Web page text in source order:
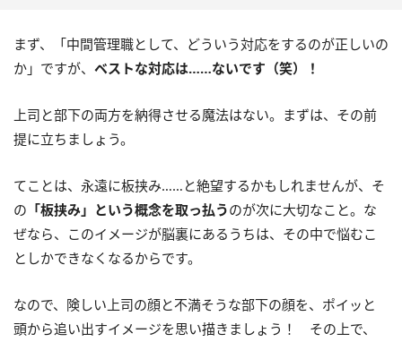
まず、「中間管理職として、どういう対応をするのが正しいの
か」ですが、 ベストな対応は……ないです（笑）！
上司と部下の両方を納得させる魔法はない。まずは、その前
提に立ちましょう。
てことは、永遠に板挟み……と絶望するかもしれませんが、そ
の 「板挟み」という概念を取っ払うのが次に大切なこと。な
ぜなら、このイメージが脳裏にあるうちは、その中で悩むこ
としかできなくなるからです。
なので、険しい上司の顔と不満そうな部下の顔を、ポイッと
頭から追い出すイメージを思い描きましょう！ その上で、